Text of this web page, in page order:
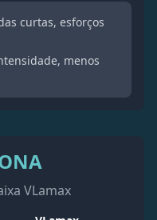
curtas, esforços
menos
VLamax